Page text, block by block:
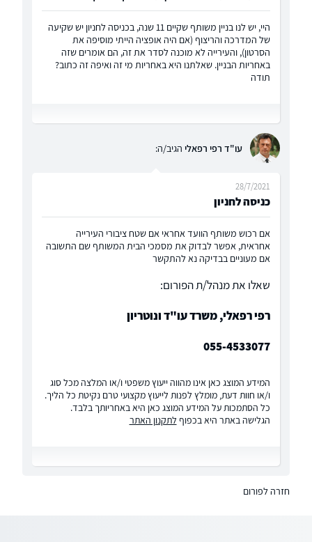
היי, יש לנו בניין משותף שקיים 11 שנה, בכניסה לחניון יש שקיעה
של המדרכה והריצוף (אם היה אופציה הייתי מוסיפה את
הסרטון), והעירייה לא מוכנה לסדר את זה, הם אומרים שזה
באחריות הבניין. שאלתנו היא באחריות מי זה ואיפה זה כתוב?
תודה
עו"ד רפי רפאלי הגיב/ה:
כניסה לחניון
28/7/2021
אם רכוש משותף הוועד אחראי אם שטח ציבורי העירייה
אחראית, אפשר לבדוק את מסמכי הבית המשותף שם התשובה
אם מעוניים בבדיקה נא להתקשר
שאלו את מנהל/ת הפורום:
רפי רפאלי, משרד עו"ד ונוטריון
055-4533077
המידע המוצג כאן אינו מהווה ייעוץ משפטי ו/או המלצה מכל סוג
ו/או חוות דעת, מומלץ לפנות לייעוץ מקצועי טרם נקיטת כל הליך.
כל הסתמכות על המידע המוצג כאן היא באחריותך בלבד.
הגלישה באתר היא בכפוף לתקנון האתר
חזרה לפורום